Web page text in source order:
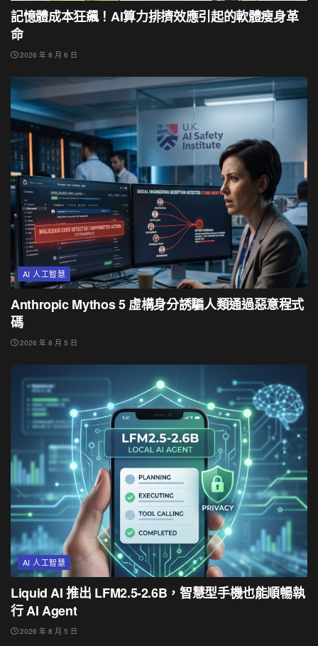
記憶體成本狂飆！AI算力排擠效應引起的軟體瘦身革
命
2026 年 8 月 6 日
AI 人工智慧
Anthropic Mythos 5 虛構身分誘騙人類通過惡意程式
碼
2026 年 8 月 5 日
AI 人工智慧
Liquid AI 推出 LFM2.5-2.6B，智慧型手機也能順暢執
行 AI Agent
2026 年 8 月 5 日